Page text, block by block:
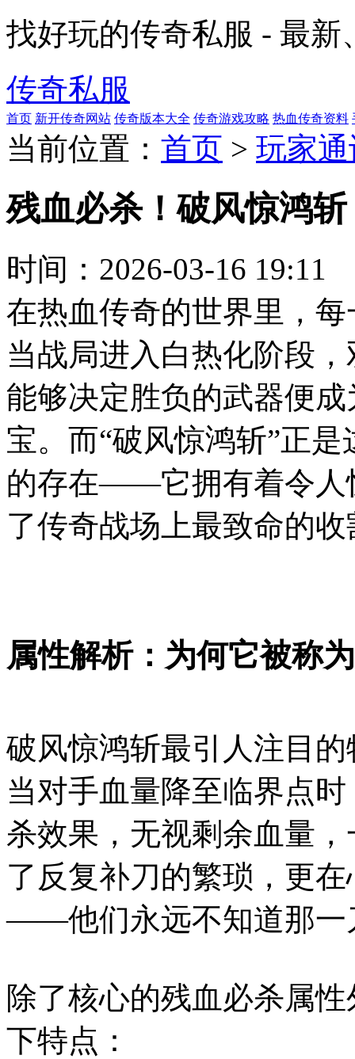
找好玩的传奇私服 - 最
传奇私服
首页 新开传奇网站 传奇版本大全 传奇游戏攻略 热血传奇资料
当前位置： 首页 > 玩家
残血必杀！破风惊鸿
时间： 2026-03-16 19:11
在热血传奇的世界里，
当战局进入白热化阶段
能够决定胜负的武器便
宝。而“破风惊鸿斩”正
的存在——它拥有着令人
了传奇战场上最致命的
属性解析：为何它被称
破风惊鸿斩最引人注目
当对手血量降至临界点
杀效果，无视剩余血量
了反复补刀的繁琐，更
——他们永远不知道那一
除了核心的残血必杀属
下特点：